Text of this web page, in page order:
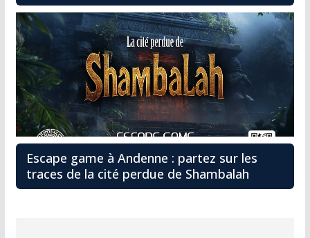
Escape game à Andenne : partez sur les
traces de la cité perdue de Shambalah